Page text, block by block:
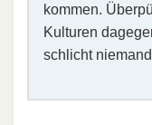
kommen.
Kulturen
schlicht